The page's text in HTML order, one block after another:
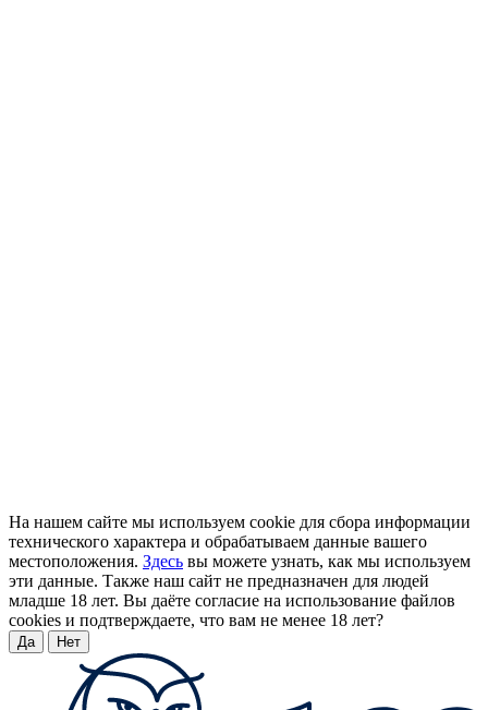
На нашем сайте мы используем cookie для сбора информации
технического характера и обрабатываем данные вашего
местоположения. Здесь вы можете узнать, как мы используем
эти данные. Также наш сайт не предназначен для людей
младше 18 лет. Вы даёте согласие на использование файлов
cookies и подтверждаете, что вам не менее 18 лет?
Да Нет